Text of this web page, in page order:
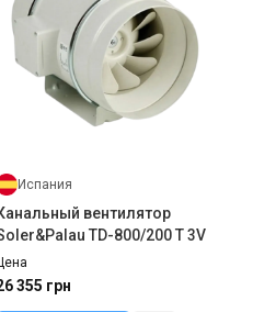
Испания
вентилятор
TD-800/200 T 3V
355 грн